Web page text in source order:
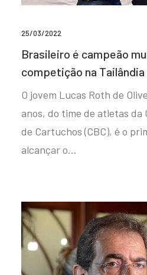
25/03/2022
Brasileiro é campeão
competição na Tailândia
O jovem Lucas Roth de
anos, do time de atletas da
de Cartuchos (CBC), é o
alcançar o…